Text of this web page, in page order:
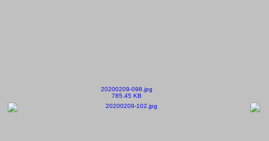
20200209-098.jpg
785.45 KB